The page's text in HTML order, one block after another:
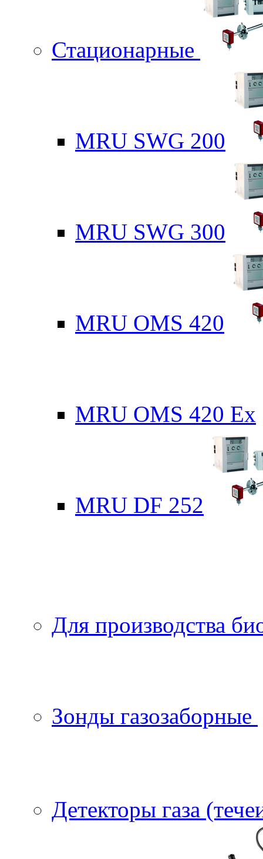
Стационарные
MRU SWG 200
MRU SWG 300
MRU OMS 420
MRU OMS 420 Ex
MRU DF 252
Для производства
Зонды газозаборные
Детекторы газа